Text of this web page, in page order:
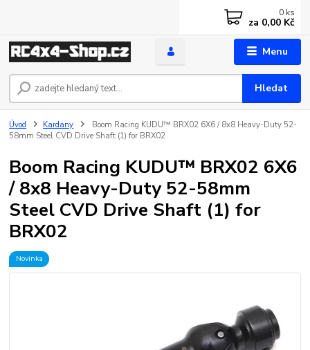
Menu
Hledat
0 ks
za 0,00 Kč
Úvod Kardany
Boom Racing KUDU™ BRX02 6X6 / 8x8 Heavy-Duty 52-
58mm Steel CVD Drive Shaft (1) for BRX02
Boom Racing KUDU™ BRX02 6X6
/ 8x8 Heavy-Duty 52-58mm
Steel CVD Drive Shaft (1) for
BRX02
Novinka